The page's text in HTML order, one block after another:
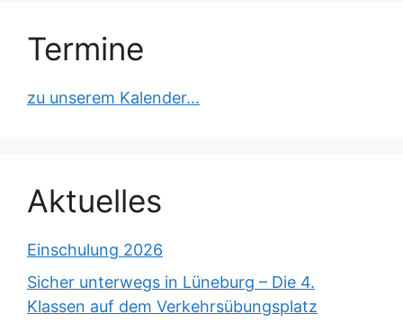
Termine
zu unserem Kalender...
Aktuelles
Einschulung 2026
Sicher unterwegs in Lüneburg – Die 4.
Klassen auf dem Verkehrsübungsplatz